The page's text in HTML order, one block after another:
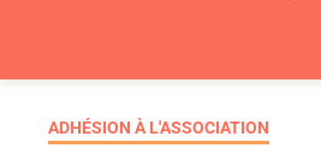
ADHÉSION À L'ASSOCIATION